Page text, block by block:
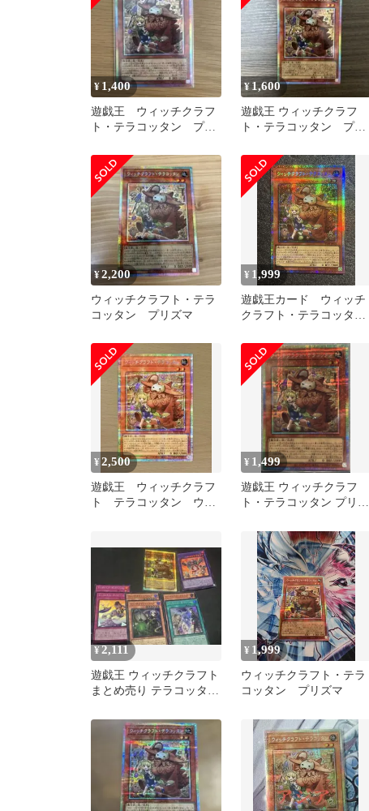
¥ 1,400
遊戯王 ウィッチクラフ
ト・テラコッタン プリ
¥1,600
遊戯王 ウィッチクラフ
ト・テラコッタン プリ
¥2,200
ウィッチクラフト・テラ
コッタン プリズマ
¥ 1,999
遊戯王カード ウィッチ
クラフト・テラコッタン
¥2,500
遊戯王 ウィッチクラフ
ト テラコッタン ウィ
¥ 1,499
遊戯王 ウィッチクラフ
ト・テラコッタン プリズ
¥2,111
遊戯王 ウィッチクラフト
まとめ売り テラコッタン
¥ 1,999
ウィッチクラフト・テラ
コッタン プリズマ